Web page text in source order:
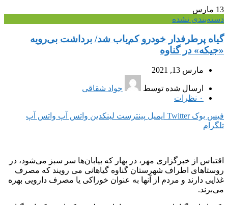
13 مارس
دسته‌بندی نشده
گیاه پرطرفدار خودرو کم‌یاب شد/ برداشت بی‌رویه
«جیکه» در گناوه
مارس 13, 2021
ارسال شده توسط
جواد شقاقی
۰ نظرات
فیس بوک Twitter ایمیل پینترست لینکدین واتس آپ واتس آپ
تلگرام
اقتباس از خبرگزاری مهر، در بهار که بیابان‌ها سر سبز می‌شود، در
روستاهای اطراف شهرستان گناوه گیاهانی می رویند که مصرف
غذایی دارند و مردم از آنها به عنوان خوراکی یا مصرف دارویی بهره
می‌برند.